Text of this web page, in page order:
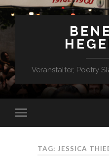
Veranstalter, Poetry
TAG: JESSICA